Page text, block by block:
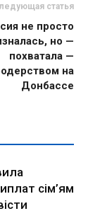
статья
не просто
но —
похватала —
на
Донбассе
сім’ям